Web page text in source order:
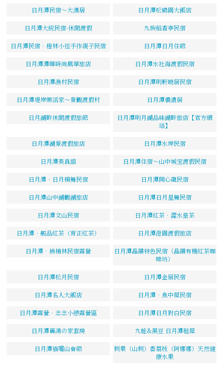
日月潭民宿～大漢居 日月潭松鶴園大飯店
日月潭大統民宿-休閒渡假 九族稻香亭民宿
日月潭民宿‧橙林小徑手作親子民宿 日月潭日月住館
日月潭潭暉時尚風華旅店 日月潭水社海渡假民宿
日月潭漁村民宿 日月潭明軒曉居民宿
日月潭堤岸樂活家～景觀渡假村 日月潭儂濃居
日月湖畔休閒渡假旅館
日月潭明月湖品味湖畔旅店【官方網
站】
日月潭湖景渡假旅店 日月潭水岸民宿
日月潭美真舘 日月潭住宿～山中城宝渡假民宿
日月潭‧日月桐舞民宿 日月潭開心龍民宿
日月潭山中湖觀湖旅店 日月潭日月星舞民宿
日月潭文山民宿 日月潭紅茶．澀水皇茶
日月潭‧靚品紅茶（育正紅茶） 日月潭澄園渡假旅店
日月潭．梢楠林民宿露營
日月潭晶鑽特色民宿（晶鑽有機紅茶咖
啡坊）
日月潭松月民宿 日月潭金居民宿
日月潭名人大飯店 日月潭‧魚中屋民宿
日月潭露營‧念念小憩露營區 日月潭日月對白民宿
日月潭麗鴻の家套房 九蛙&黑豆 日月潭租屋
日月潭貓囒山會館
刺果（山刺）番荔枝（阿娜娜）天然健
康水果